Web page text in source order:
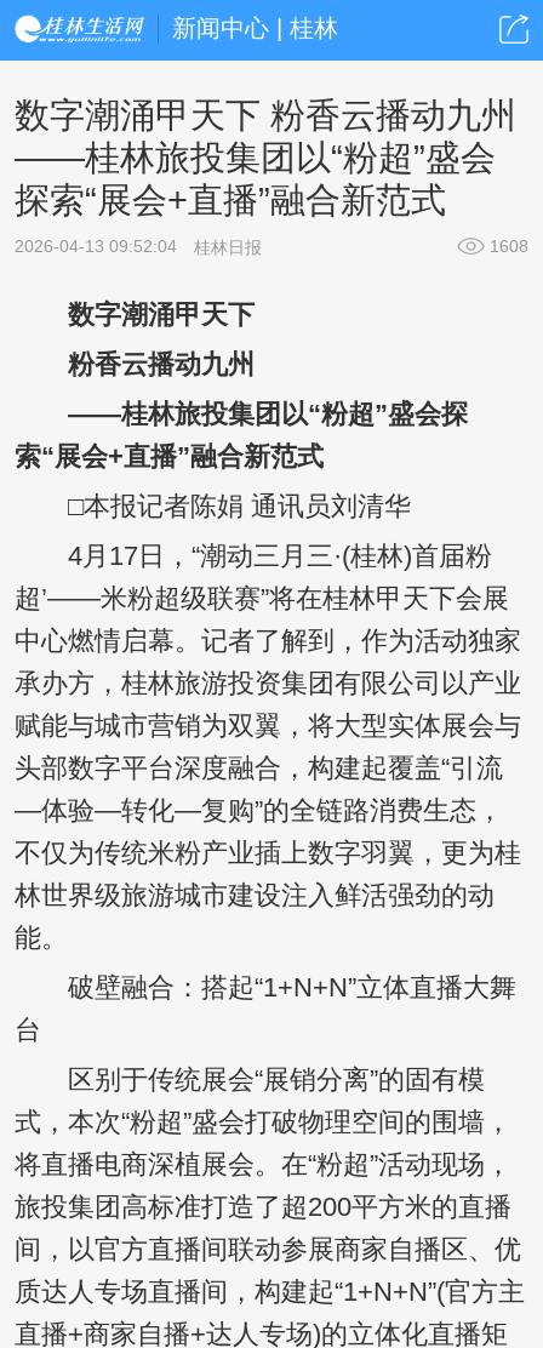
新闻中心 | 桂林
数字潮涌甲天下 粉香云播动九州
——桂林旅投集团以“粉超”盛会
探索“展会+直播”融合新范式
2026-04-13 09:52:04 桂林日报 1608
数字潮涌甲天下
粉香云播动九州
——桂林旅投集团以“粉超”盛会探
索“展会+直播”融合新范式
□本报记者陈娟 通讯员刘清华
4月17日，“潮动三月三·(桂林)首届粉
超’——米粉超级联赛”将在桂林甲天下会展
中心燃情启幕。记者了解到，作为活动独家
承办方，桂林旅游投资集团有限公司以产业
赋能与城市营销为双翼，将大型实体展会与
头部数字平台深度融合，构建起覆盖“引流
—体验—转化—复购”的全链路消费生态，
不仅为传统米粉产业插上数字羽翼，更为桂
林世界级旅游城市建设注入鲜活强劲的动
能。
破壁融合：搭起“1+N+N”立体直播大舞
台
区别于传统展会“展销分离”的固有模
式，本次“粉超”盛会打破物理空间的围墙，
将直播电商深植展会。在“粉超”活动现场，
旅投集团高标准打造了超200平方米的直播
间，以官方直播间联动参展商家自播区、优
质达人专场直播间，构建起“1+N+N”(官方主
直播+商家自播+达人专场)的立体化直播矩